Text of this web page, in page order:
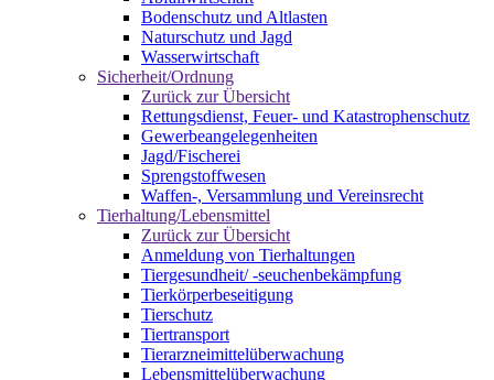
Bodenschutz und Altlasten
Naturschutz und Jagd
Wasserwirtschaft
Sicherheit/Ordnung
Zurück zur Übersicht
Rettungsdienst, Feuer- und Katastrophenschutz
Gewerbeangelegenheiten
Jagd/Fischerei
Sprengstoffwesen
Waffen-, Versammlung und Vereinsrecht
Tierhaltung/Lebensmittel
Zurück zur Übersicht
Anmeldung von Tierhaltungen
Tiergesundheit/ -seuchenbekämpfung
Tierkörperbeseitigung
Tierschutz
Tiertransport
Tierarzneimittelüberwachung
Lebensmittelüberwachung